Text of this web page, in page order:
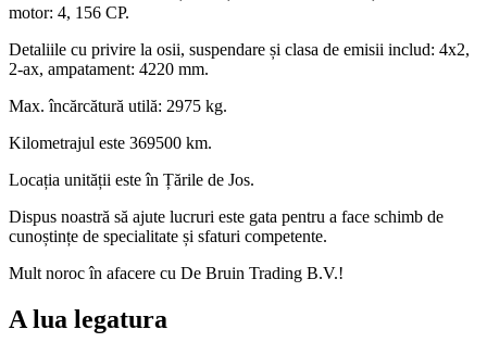
motor: 4, 156 CP.
Detaliile cu privire la osii, suspendare și clasa de emisii includ: 4x2,
2-ax, ampatament: 4220 mm.
Max. încărcătură utilă: 2975 kg.
Kilometrajul este 369500 km.
Locația unității este în Țările de Jos.
Dispus noastră să ajute lucruri este gata pentru a face schimb de
cunoștințe de specialitate și sfaturi competente.
Mult noroc în afacere cu De Bruin Trading B.V.!
A lua legatura